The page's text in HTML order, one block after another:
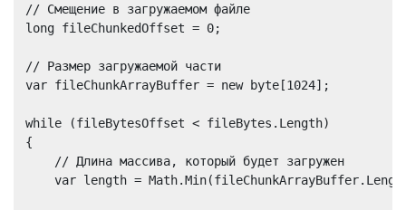
// Смещение в загружаемом файле
long fileChunkedOffset = 0;
// Размер загружаемой части
var fileChunkArrayBuffer = new byte[1024];
while (fileBytesOffset < fileBytes.Length)
{
    // Длина массива, который будет загружен
var length =